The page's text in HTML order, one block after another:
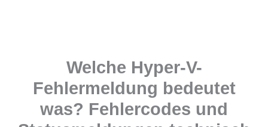
Welche Hyper-V-
Fehlermeldung bedeutet
was? Fehlercodes und